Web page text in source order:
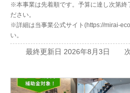
※本事業は先着順です。予算に達し次第終
ださい。
※詳細は当事業公式サイト(https://mirai-
い。
最終更新日 2026年8月3日 次